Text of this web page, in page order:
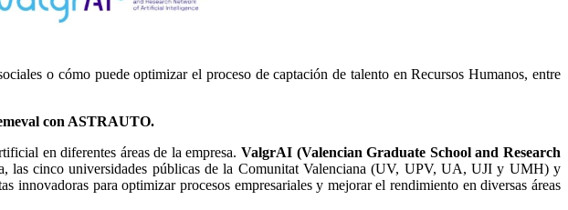
o cómo puede optimizar el proceso de captación de talento en Recursos Humanos, entre
con ASTRAUTO.
en diferentes áreas de la empresa.ValgrAI (Valencian Graduate School and Research
las cinco universidades públicas de la Comunitat Valenciana (UV, UPV, UA, UJI y UMH) y
innovadoras para optimizar procesos empresariales y mejorar el rendimiento en diversas áreas